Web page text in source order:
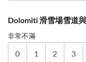
Dolomiti 滑雪場雪道
非常不滿
0 1 2 3